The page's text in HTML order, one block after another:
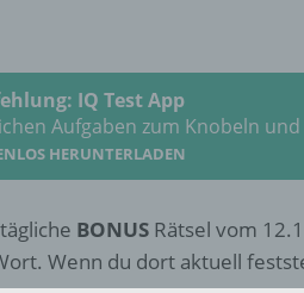
IQ Test App
Aufgaben zum Knobeln
HERUNTERLADEN
BONUS Rätsel vom
Wenn du dort aktuell